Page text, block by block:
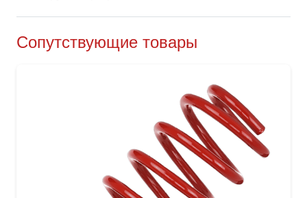
Сопутствующие товары